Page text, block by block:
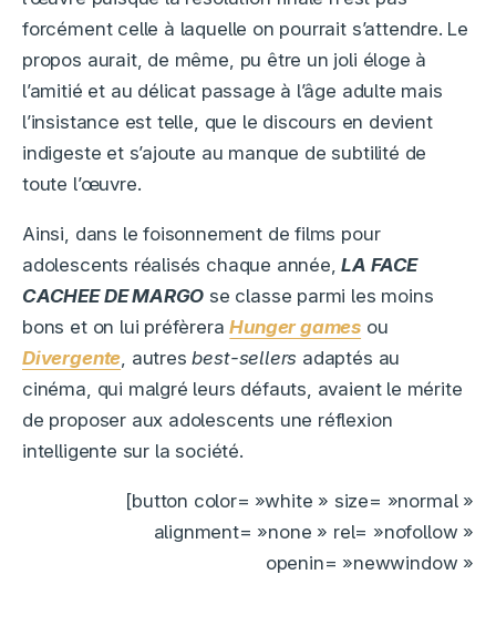
forcément celle à laquelle on pourrait s’attendre. Le
propos aurait, de même, pu être un joli éloge à
l’amitié et au délicat passage à l’âge adulte mais
l’insistance est telle, que le discours en devient
indigeste et s’ajoute au manque de subtilité de
toute l’œuvre.
Ainsi, dans le foisonnement de films pour
adolescents réalisés chaque année,LA FACE
CACHEE DE MARGO se classe parmi les moins
bons et on lui préfèreraHunger games ou
Divergente , autresbest-sellers adaptés au
cinéma, qui malgré leurs défauts, avaient le mérite
de proposer aux adolescents une réflexion
intelligente sur la société.
[button color= »white » size= »normal »
alignment= »none » rel= »nofollow »
openin= »newwindow »